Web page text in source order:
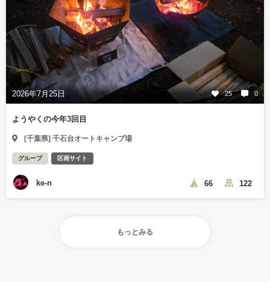
2026年7月25日 25 0
ようやくの今年3回目
[千葉県] 千石台オートキャンプ場
グループ 区画サイト
ke-n 66 122
もっとみる